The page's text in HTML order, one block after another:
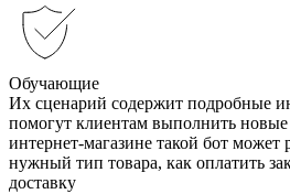
Обучающие
Их сценарий содержит подробные
помогут клиентам выполнить
интернет-магазине такой бот может
нужный тип товара, как оплатить
доставку